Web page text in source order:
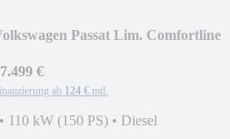
Passat Lim. Comfortline
€
ab 124 € mtl.
• 110 kW (150 PS) • Diesel